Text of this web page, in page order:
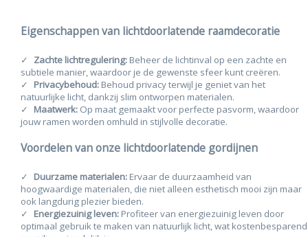
Eigenschappen van lichtdoorlatende raamdecoratie
Zachte lichtregulering: Beheer de lichtinval op een zachte en
subtiele manier, waardoor je de gewenste sfeer kunt creëren.
Privacybehoud: Behoud privacy terwijl je geniet van het
natuurlijke licht, dankzij slim ontworpen materialen.
Maatwerk: Op maat gemaakt voor perfecte pasvorm, waardoor
jouw ramen worden omhuld in stijlvolle decoratie.
Voordelen van onze lichtdoorlatende gordijnen
Duurzame materialen: Ervaar de duurzaamheid van
hoogwaardige materialen, die niet alleen esthetisch mooi zijn maar
ook langdurig plezier bieden.
Energiezuinig leven: Profiteer van energiezuinig leven door
optimaal gebruik te maken van natuurlijk licht, wat kostenbesparend